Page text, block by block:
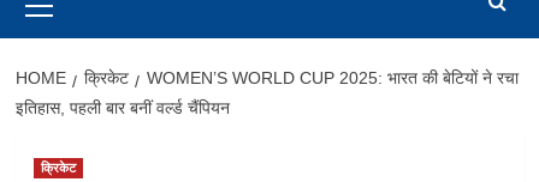
Menu
HOME क्रिकेट
WOMEN’S WORLD CUP 2025: भारत की बेटियों ने रचा
इतिहास, पहली बार बनीं वर्ल्ड चैंपियन
क्रिकेट